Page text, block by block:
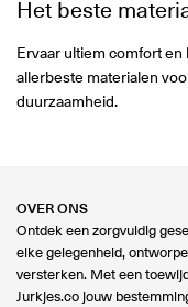
Het beste
Ervaar ultiem comfort
allerbeste materialen
duurzaamheid.
OVER ONS
Ontdek een zorgvuldig
elke gelegenheid,
versterken. Met een
Jurkjes.co jouw